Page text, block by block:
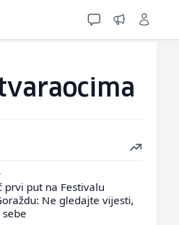
prvi put na Festivalu
Ne gledajte vijesti,